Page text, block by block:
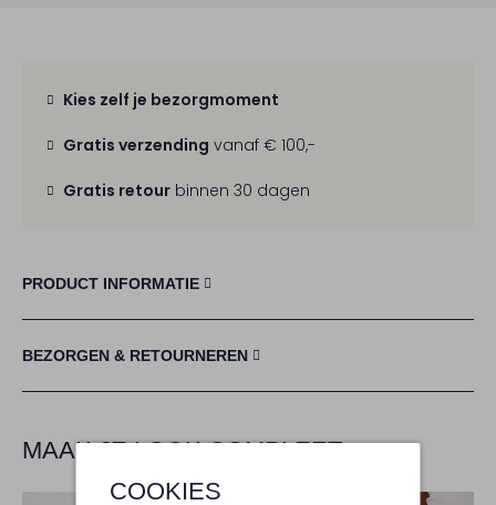
COOKIES
Kies zelf je bezorgmoment
Gratis verzending vanaf € 100,-
Gratis retour binnen 30 dagen
PRODUCT INFORMATIE
BEZORGEN & RETOURNEREN
MAAK JE LOOK COMPLEET